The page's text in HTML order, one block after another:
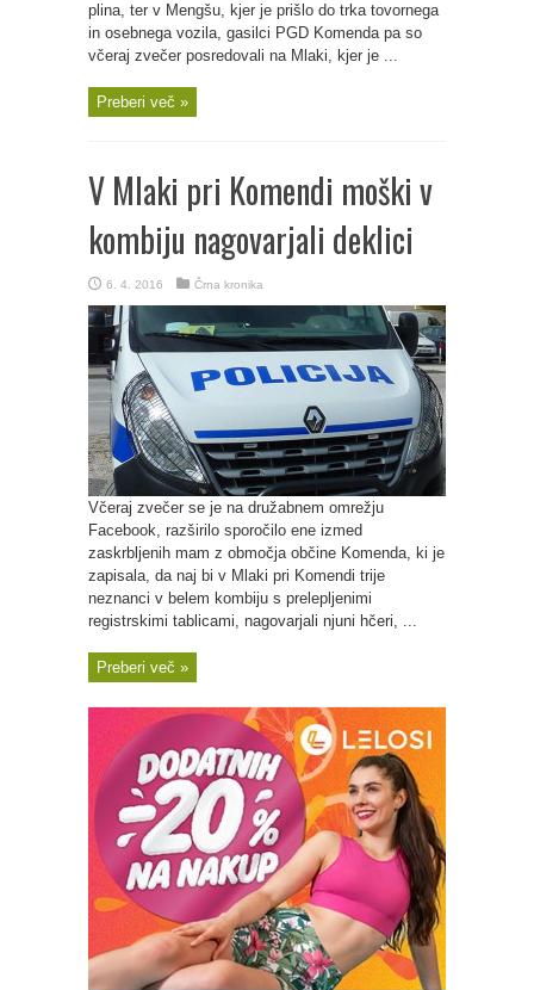
plina, ter v Mengšu, kjer je prišlo do trka tovornega
in osebnega vozila, gasilci PGD Komenda pa so
včeraj zvečer posredovali na Mlaki, kjer je ...
Preberi več »
V Mlaki pri Komendi moški v
kombiju nagovarjali deklici
6. 4. 2016 Črna kronika
Včeraj zvečer se je na družabnem omrežju
Facebook, razširilo sporočilo ene izmed
zaskrbljenih mam z območja občine Komenda, ki je
zapisala, da naj bi v Mlaki pri Komendi trije
neznanci v belem kombiju s prelepljenimi
registrskimi tablicami, nagovarjali njuni hčeri, ...
Preberi več »